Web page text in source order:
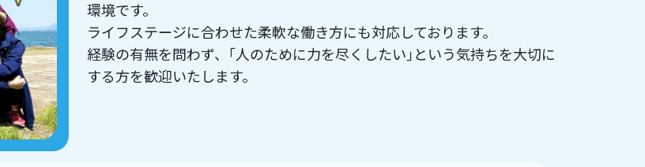
環境です。
ライフステージに合わせた柔軟な働き方にも対応しております。
経験の有無を問わず、｢人のために力を尽くしたい｣という気持ちを大切に
する方を歓迎いたします。